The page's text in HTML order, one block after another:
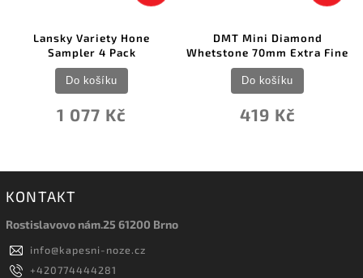
Variety Hone
4 Pack
1 077 Kč
DMT Mini Diamond
Whetstone 70mm Extra Fine
419 Kč
DMT
KONTAKT
Rostislavovo nám.25 61200 Brno
info@kapesni-noze.cz
+420774444281